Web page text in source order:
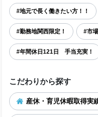
#地元で長く働きたい方！！
#勤務地関西限定！ #市
#年間休日121日 手当充実！
こだわりから探す
産休・育児休暇取得実